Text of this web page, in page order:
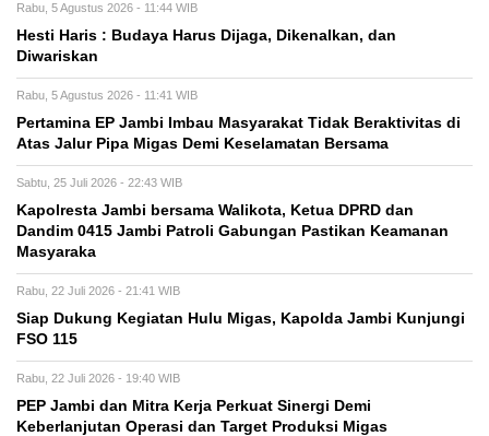
Rabu, 5 Agustus 2026 - 11:44 WIB
Hesti Haris : Budaya Harus Dijaga, Dikenalkan, dan
Diwariskan
Rabu, 5 Agustus 2026 - 11:41 WIB
Pertamina EP Jambi Imbau Masyarakat Tidak Beraktivitas di
Atas Jalur Pipa Migas Demi Keselamatan Bersama
Sabtu, 25 Juli 2026 - 22:43 WIB
Kapolresta Jambi bersama Walikota, Ketua DPRD dan
Dandim 0415 Jambi Patroli Gabungan Pastikan Keamanan
Masyaraka
Rabu, 22 Juli 2026 - 21:41 WIB
Siap Dukung Kegiatan Hulu Migas, Kapolda Jambi Kunjungi
FSO 115
Rabu, 22 Juli 2026 - 19:40 WIB
PEP Jambi dan Mitra Kerja Perkuat Sinergi Demi
Keberlanjutan Operasi dan Target Produksi Migas